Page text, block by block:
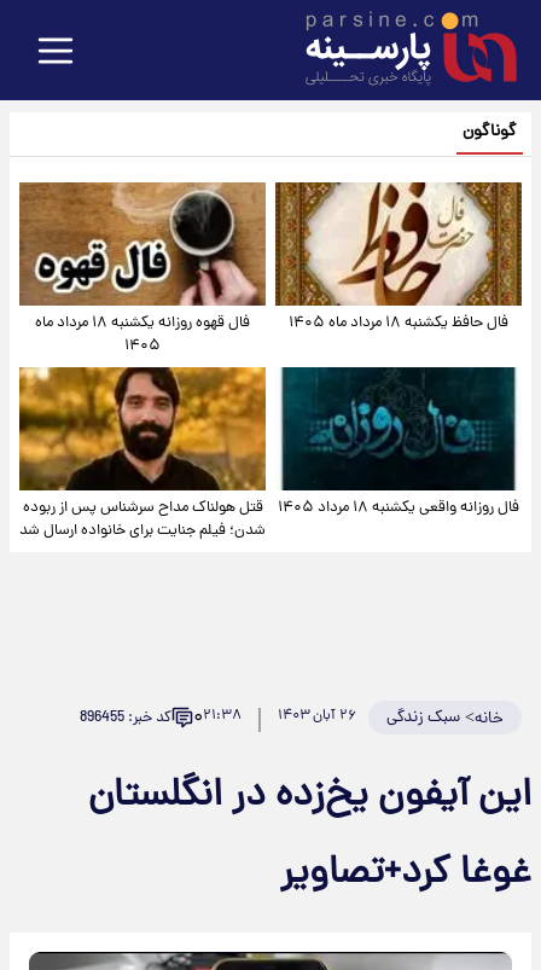
گوناگون
فال حافظ یکشنبه ۱۸ مرداد ماه ۱۴۰۵
فال قهوه روزانه یکشنبه ۱۸ مرداد ماه
۱۴۰۵
فال روزانه واقعی یکشنبه ۱۸ مرداد ۱۴۰۵
قتل هولناک مداح سرشناس پس از ربوده
شدن؛ فیلم جنایت برای خانواده ارسال شد
خانه>سبک زندگی ۲۶ آبان ۱۴۰۳ ۲۱:۳۸۰ کد خبر: 896455
این آیفون یخ‌زده در انگلستان
غوغا کرد+تصاویر